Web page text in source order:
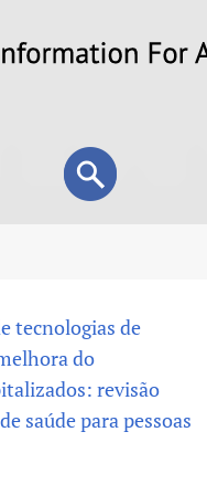
Search
form
Search
All)
tecnologias de
do
revisão
saúde para pessoas